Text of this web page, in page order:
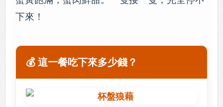
下來！
💰 這一餐吃下來多少錢？